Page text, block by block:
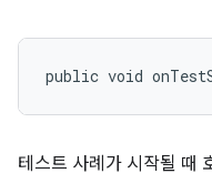
public void
테스트 사례가 시작될 때